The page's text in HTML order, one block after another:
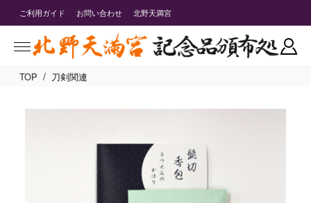
ご利用ガイド お問い合わせ 北野天満宮
TOP / 刀剣関連